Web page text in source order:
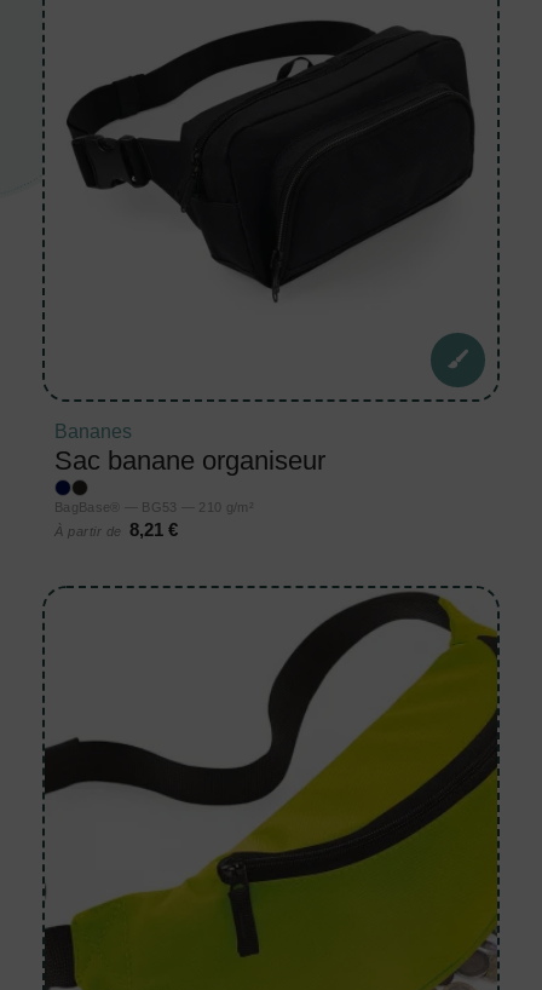
Bananes
Sac banane organiseur
BagBase® — BG53 — 210 g/m²
À partir de
8,21 €